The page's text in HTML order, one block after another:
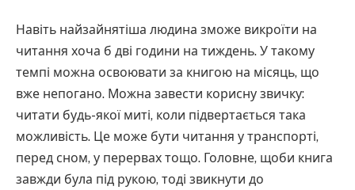
Навіть найзайнятіша людина зможе викроїти на
читання хоча б дві години на тиждень. У такому
темпі можна освоювати за книгою на місяць, що
вже непогано. Можна завести корисну звичку:
читати будь-якої миті, коли підвертається така
можливість. Це може бути читання у транспорті,
перед сном, у перервах тощо. Головне, щоби книга
завжди була під рукою, тоді звикнути до